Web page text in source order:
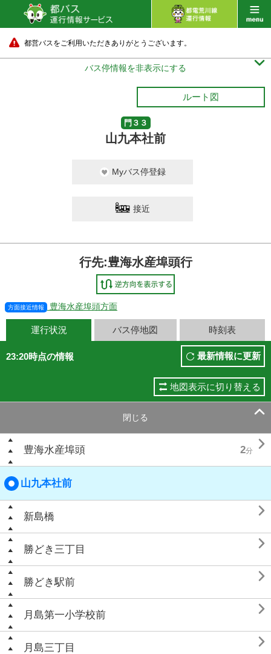
都営バスをご利用いただきありがとうございます。
バス停情報を非表示にする 
ルート図
門３３
山九本社前
Myバス停登録
接近
行先:豊海水産埠頭行
方面接近情報 豊海水産埠頭方面
運行状況 バス停地図 時刻表
23:20時点の情報 最新情報に更新
地図表示に切り替える
閉じる 
豊海水産埠頭 2分 
山九本社前
新島橋 
勝どき三丁目 
勝どき駅前 
月島第一小学校前 
月島三丁目 